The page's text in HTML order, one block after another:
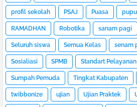
profil sekolah PSAJ Puasa
RAMADHAN Robotika sanam pagi
Seluruh siswa Semua Kelas senam
Sosialiasi SPMB Standart
Sumpah Pemuda Tingkat Kabupaten
twibbonize ujian Ujian Praktek